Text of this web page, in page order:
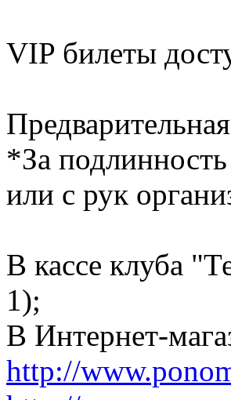
VIP билеты
*За
или с рук
В кассе клуба
1);
В Интернет-
http://